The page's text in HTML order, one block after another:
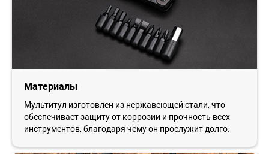
Материалы
Мультитул изготовлен из нержавеющей стали, что
обеспечивает защиту от коррозии и прочность всех
инструментов, благодаря чему он прослужит долго.